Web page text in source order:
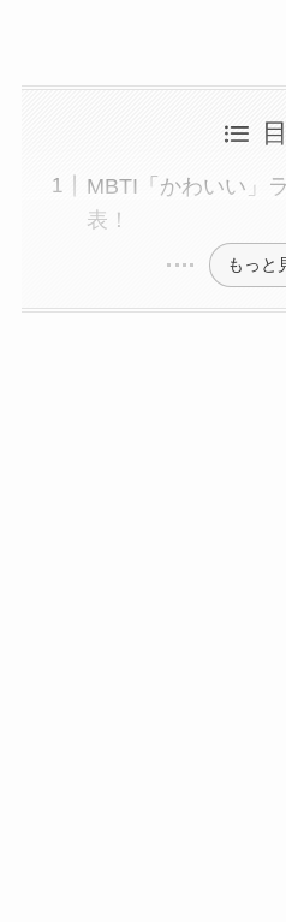
MBTI「かわいい」
表！
もっと